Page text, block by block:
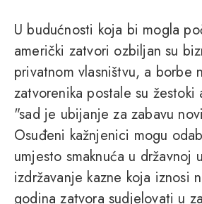
U budućnosti koja bi mogla
američki zatvori ozbiljan su
privatnom vlasništvu, a borbe
zatvorenika postale su žestoki
"sad je ubijanje za zabavu
Osuđeni kažnjenici mogu
umjesto smaknuća u državnoj
izdržavanje kazne koja iznosi
godina zatvora sudjelovati u